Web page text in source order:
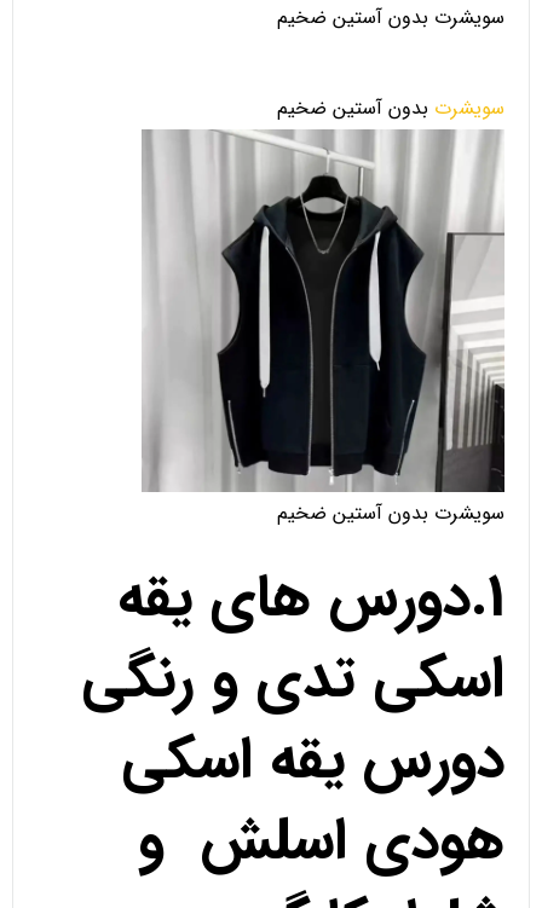
سویشرت بدون آستین ضخیم
سویشرت بدون آستین ضخیم
سویشرت بدون آستین ضخیم
1.دورس های یقه
اسکی تدی و رنگی
دورس یقه اسکی
هودی اسلش و